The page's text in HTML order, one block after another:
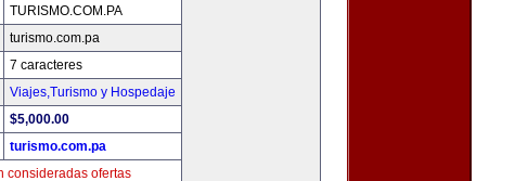
TURISMO.COM.PA
turismo.com.pa
7 caracteres
Viajes,Turismo y Hospedaje
$5,000.00
turismo.com.pa
consideradas ofertas